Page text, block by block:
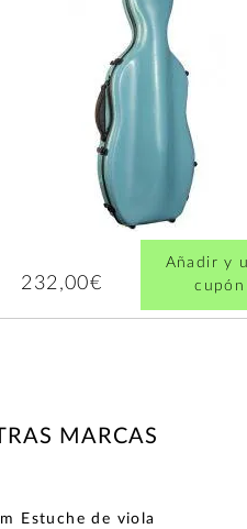
232,00€
Añadir y
cupón
MARCAS
wishlist
Estuche de viola